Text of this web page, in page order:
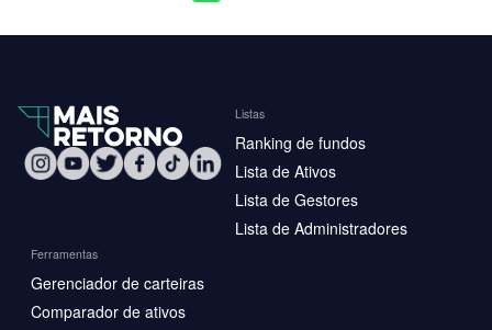
Listas
Ranking de fundos
Lista de Ativos
Lista de Gestores
Lista de Administradores
Ferramentas
Gerenciador de carteiras
Comparador de ativos